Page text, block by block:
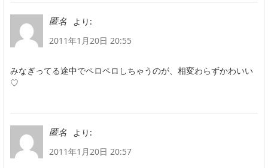
匿名
より:
2011年1月20日 20:55
みなぎってる途中でペロペロしちゃうのが、相変わらずかわいい
♡
匿名
より:
2011年1月20日 20:57